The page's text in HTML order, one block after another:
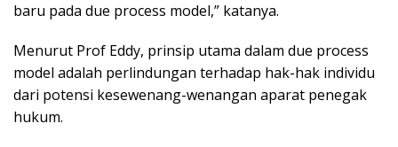
baru pada due process model,” katanya.
Menurut Prof Eddy, prinsip utama dalam due process
model adalah perlindungan terhadap hak-hak individu
dari potensi kesewenang-wenangan aparat penegak
hukum.